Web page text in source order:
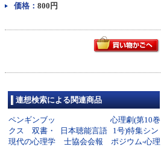
価格： 800円
連想検索による関連商品
ペンギンブッ
クス 双書・
現代の心理学
日本聴能言語
士協会会報
心理劇(第10巻
1号)特集シン
ポジウム-心理